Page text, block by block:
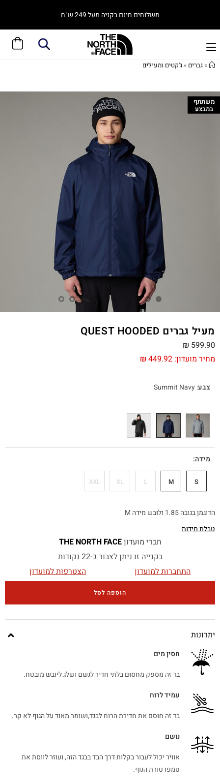
משלוחים חינם בקניה מעל 249 ש"ח
»גברים »ג'קטים ומעילים
משתתף
במבצע
מעיל גברים QUEST HOODED
מחיר מועדון: ₪ 449.92
₪ 599.90
צבע:
Summit Navy
מידה
S
M
L
XL
XXL
הדוגמן בגובה 1.85 ולובש מידה M
טבלת מידות
חברי מועדוןTHE NORTH FACE
בקנייה זו ניתן לצבור כ-22 נקודות
התחברות למועדון
הצטרפות למועדון
הוספה לסל
יתרונות
חסין מים
בד זה מספק מחסום בלתי חדיר לגשם ושלג ליובש מובטח.
עמיד לרוח
בד זה חוסם את חדירת הרוח לבגד,ושומר מאוד על הגוף לא קר.
נושם
אוויר יכול לעבור בקלות דרך הבד בבגד הזה, ועוזר לווסת את
טמפרטורת הגוף.